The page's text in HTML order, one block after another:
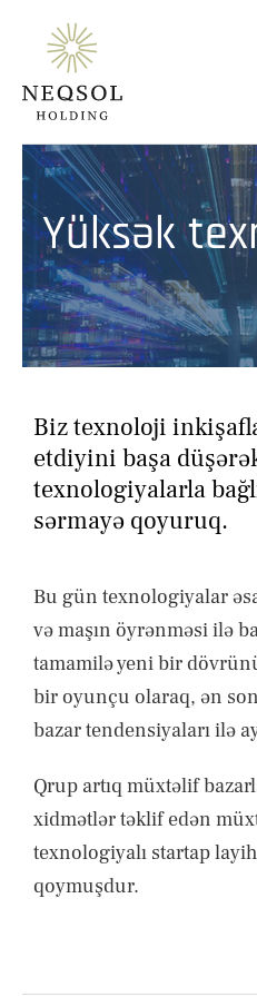
Yüksək
Biz texnoloji
etdiyini başa
texnologiyalarla
sərmayə qoyuruq.
Bu gün texnologiyalar
və maşın öyrənməsi ilə
tamamilə yeni bir
bir oyunçu olaraq, ən
bazar tendensiyaları ilə
Qrup artıq müxtəlif
xidmətlər təklif edən
texnologiyalı startap
qoymuşdur.